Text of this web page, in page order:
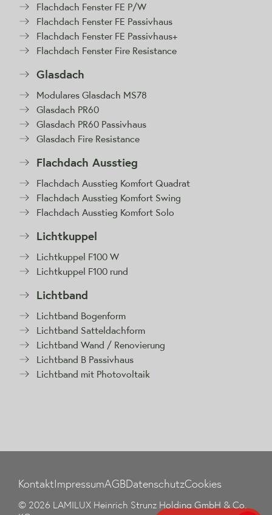
Flachdach Fenster FE P/W
Flachdach Fenster FE Passivhaus
Flachdach Fenster FE Passivhaus+
Flachdach Fenster Fire Resistance
Glasdach
Modulares Glasdach MS78
Glasdach PR60
Glasdach PR60 Passivhaus
Glasdach Fire Resistance
Flachdach Ausstieg
Flachdach Ausstieg Komfort Quadrat
Flachdach Ausstieg Komfort Swing
Flachdach Ausstieg Komfort Solo
Lichtkuppel
Lichtkuppel F100 W
Lichtkuppel F100 rund
Lichtband
Lichtband Bogenform
Lichtband Satteldachform
Lichtband Wand / Renovierung
Lichtband B Passivhaus
Lichtband mit Photovoltaik
KontaktImpressumAGBDatenschutzCookies
© 2026 LAMILUX Heinrich Strunz Holding GmbH & Co.